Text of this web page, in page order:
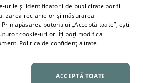
magazin
rezervate © Joybex.ro
urile și identificatorii de publicitate pot fi
reclamelor și măsurarea
apăsarea butonului „Acceptă toate”, ești
cookie-urilor. Îți poți modifica
Politica de confidențialitate
ACCEPTĂ TOATE